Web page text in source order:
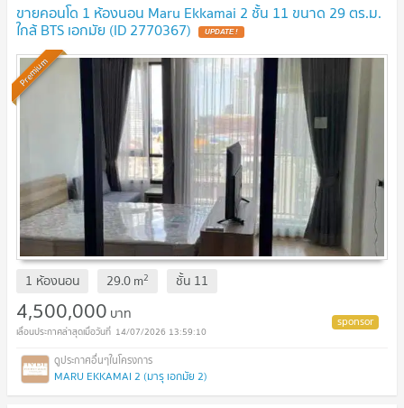
ขายคอนโด 1 ห้องนอน Maru Ekkamai 2 ชั้น 11 ขนาด 29 ตร.ม.
ใกล้ BTS เอกมัย (ID 2770367) UPDATE !
Premium
1 ห้องนอน 29.0m2 ชั้น 11
4,500,000 บาท
14/07/2026 13:59:10
MARU EKKAMAI 2 (มารุ เอกมัย 2)